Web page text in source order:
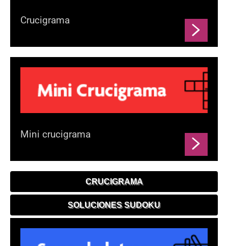
Crucigrama
Mini crucigrama
CRUCIGRAMA
SOLUCIONES SUDOKU